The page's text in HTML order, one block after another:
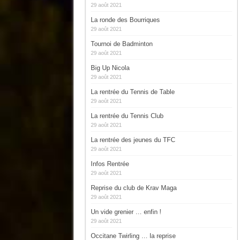
29 août 2021
La ronde des Bourriques
29 août 2021
Tournoi de Badminton
29 août 2021
Big Up Nicola
29 août 2021
La rentrée du Tennis de Table
29 août 2021
La rentrée du Tennis Club
29 août 2021
La rentrée des jeunes du TFC
29 août 2021
Infos Rentrée
29 août 2021
Reprise du club de Krav Maga
29 août 2021
Un vide grenier … enfin !
29 août 2021
Occitane Twirling … la reprise